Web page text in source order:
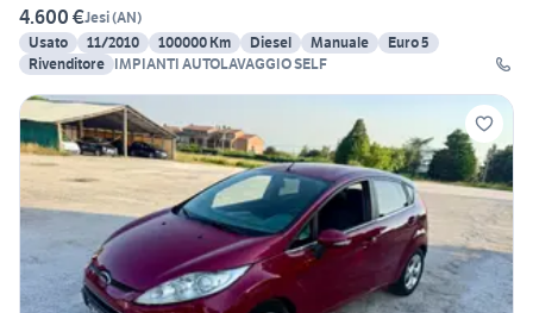
4.600 €Jesi(AN)
Usato
11/2010 100000 Km Diesel Manuale
Euro 5
Rivenditore IMPIANTI AUTOLAVAGGIO SELF